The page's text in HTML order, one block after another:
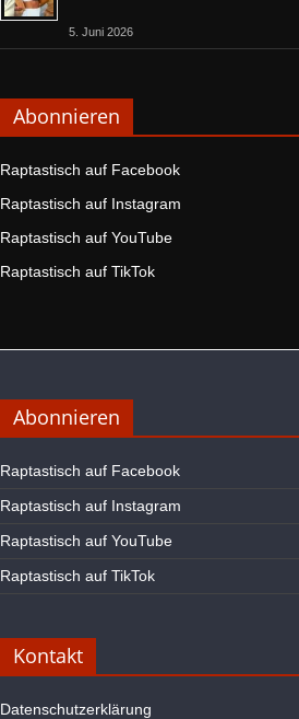
5. Juni 2026
Abonnieren
Raptastisch auf Facebook
Raptastisch auf Instagram
Raptastisch auf YouTube
Raptastisch auf TikTok
Abonnieren
Raptastisch auf Facebook
Raptastisch auf Instagram
Raptastisch auf YouTube
Raptastisch auf TikTok
Kontakt
Datenschutzerklärung